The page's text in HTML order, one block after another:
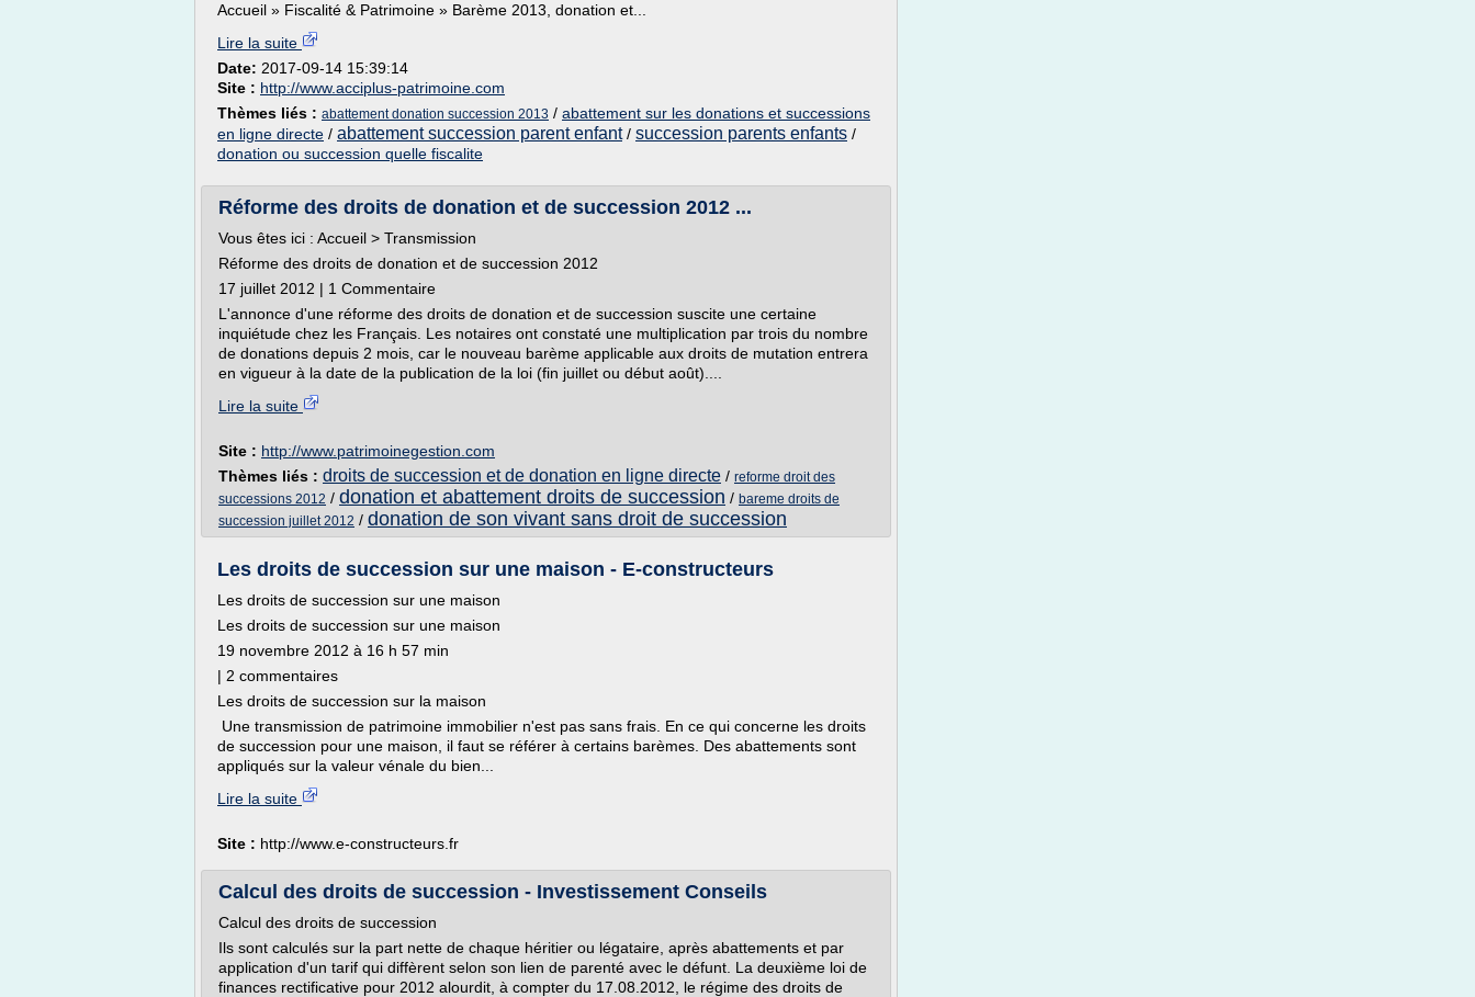
Accueil » Fiscalité & Patrimoine » Barème 2013, donation et...
Lire la suite
Date: 2017-09-14 15:39:14
Site : http://www.acciplus-patrimoine.com
Thèmes liés : abattement donation succession 2013 / abattement sur les donations et successions
en ligne directe / abattement succession parent enfant/ succession parents enfants /
donation ou succession quelle fiscalite
Réforme des droits de donation et de succession 2012 ...
Vous êtes ici : Accueil > Transmission
Réforme des droits de donation et de succession 2012
17 juillet 2012 | 1 Commentaire
L'annonce d'une réforme des droits de donation et de succession suscite une certaine
inquiétude chez les Français. Les notaires ont constaté une multiplication par trois du nombre
de donations depuis 2 mois, car le nouveau barème applicable aux droits de mutation entrera
en vigueur à la date de la publication de la loi (fin juillet ou début août)....
Lire la suite
Site : http://www.patrimoinegestion.com
Thèmes liés : droits de succession et de donation en ligne directe / reforme droit des
successions 2012 / donation et abattement droits de succession / bareme droits de
succession juillet 2012 / donation de son vivant sans droit de succession
Les droits de succession sur une maison - E-constructeurs
Les droits de succession sur une maison
Les droits de succession sur une maison
19 novembre 2012 à 16 h 57 min
| 2 commentaires
Les droits de succession sur la maison
Une transmission de patrimoine immobilier n'est pas sans frais. En ce qui concerne les droits
de succession pour une maison, il faut se référer à certains barèmes. Des abattements sont
appliqués sur la valeur vénale du bien...
Lire la suite
Site : http://www.e-constructeurs.fr
Calcul des droits de succession - Investissement Conseils
Calcul des droits de succession
Ils sont calculés sur la part nette de chaque héritier ou légataire, après abattements et par
application d'un tarif qui diffèrent selon son lien de parenté avec le défunt. La deuxième loi de
finances rectificative pour 2012 alourdit, à compter du 17.08.2012, le régime des droits de